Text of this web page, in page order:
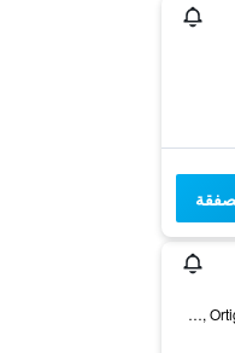
1600 Adb Avenue Corner Opal Road, Ortigas Center, Pasig City 1600, Manila, مانيلا, الفلبين